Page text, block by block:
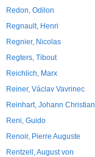
Redon, Odilon
Regnault, Henri
Regnier, Nicolas
Regters, Tibout
Reichlich, Marx
Reiner, Václav Vavrinec
Reinhart, Johann Christian
Reni, Guido
Renoir, Pierre Auguste
Rentzell, August von